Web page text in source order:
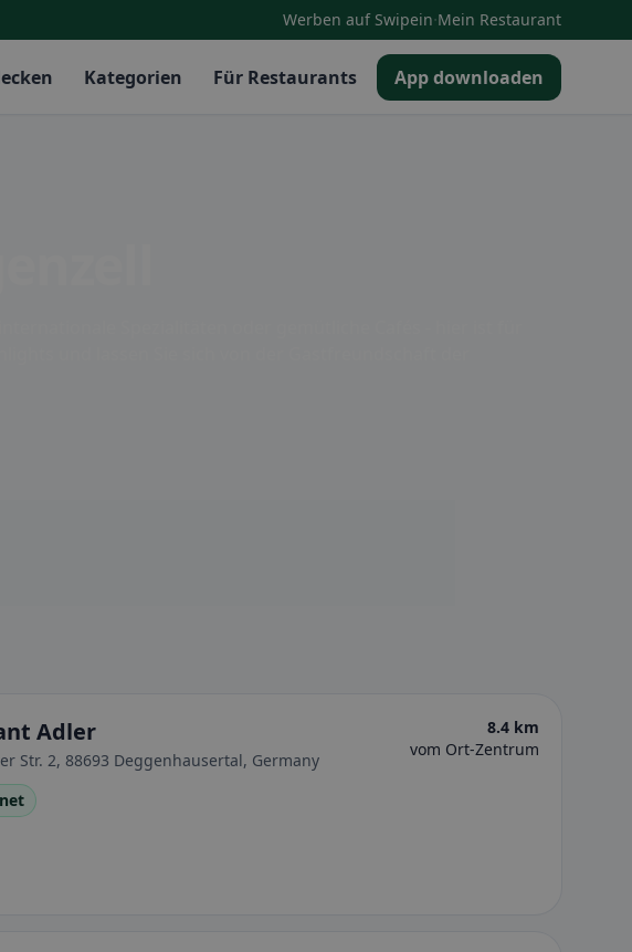
Werben auf Swipein·Mein Restaurant
Kategorien Für Restaurants App downloaden
Adler
Str. 2, 88693 Deggenhausertal, Germany
8.4 km
vom Ort-Zentrum